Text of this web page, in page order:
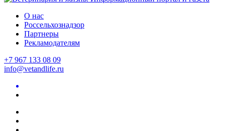
О нас
Россельхознадзор
Партнеры
Рекламодателям
+7 967 133 08 09
info@vetandlife.ru